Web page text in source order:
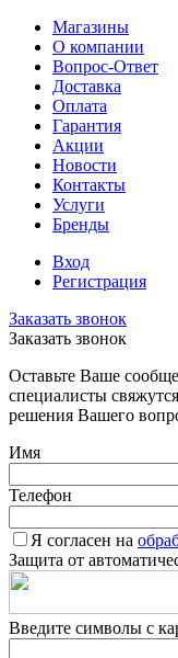
Магазины
О компании
Вопрос-Ответ
Доставка
Оплата
Гарантия
Акции
Новости
Контакты
Услуги
Бренды
Вход
Регистрация
Заказать звонок
Заказать звонок
Оставьте Ваше
специалисты
решения Вашего
Имя
Телефон
Я согласен на
Защита от
Введите символы с